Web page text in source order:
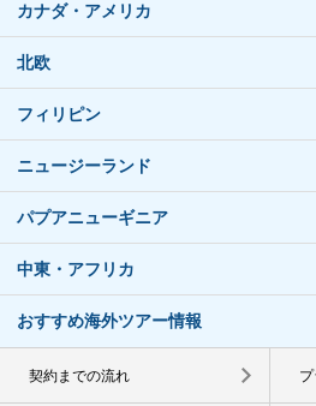
カナダ・アメリカ
北欧
フィリピン
ニュージーランド
パプアニューギニア
中東・アフリカ
おすすめ海外ツアー情報
契約までの流れ